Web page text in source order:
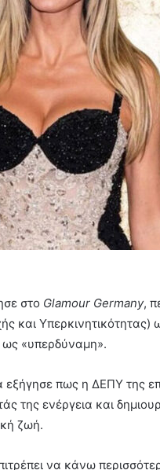
στο Glamour Germany,
Υπερκινητικότητας)
ως «υπερδύναμη».
πως η ΔΕΠΥ της
ενέργεια και
ζωή.
να κάνω